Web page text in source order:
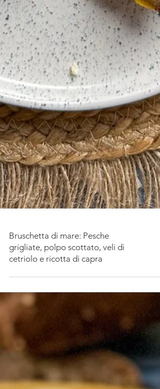
Bruschetta di mare: Pesche
cetriolo e ricotta di capra